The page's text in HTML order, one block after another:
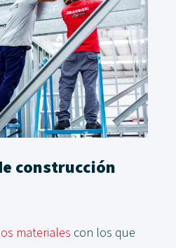
construcción
materiales con los que